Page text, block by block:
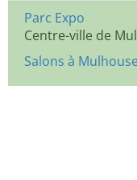
Parc Expo
Centre-ville de
Salons à Mulhouse